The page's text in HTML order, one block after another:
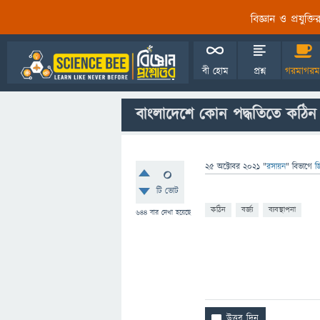
বিজ্ঞান ও
বী হোম প্রশ্ন
বাংলাদেশে কোন পদ্ধতিতে কঠিন
0
টি ভোট
644 বার দেখা হয়েছে
25 অক্টোবর 2021 "রসায়ন" বিভাগে
কঠিন বর্জ্য ব্যবস্থাপনা